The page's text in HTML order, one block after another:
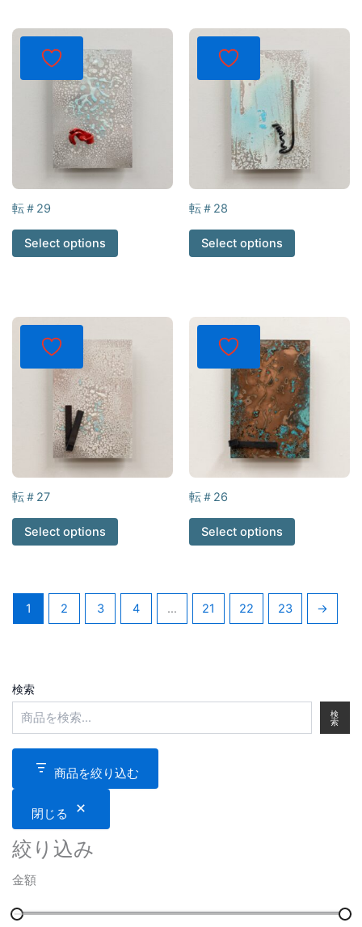
転＃29
Select options
転＃28
Select options
転＃27
Select options
転＃26
Select options
1 2 3 4 … 21 22 23 →
検索
検
索
商品を絞り込む
閉じる
絞り込み
金額